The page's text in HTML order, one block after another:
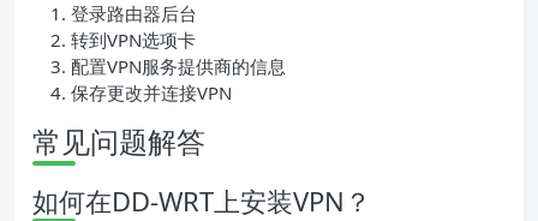
登录路由器后台
转到VPN选项卡
配置VPN服务提供商的信息
保存更改并连接VPN
常见问题解答
如何在DD-WRT上安装VPN？